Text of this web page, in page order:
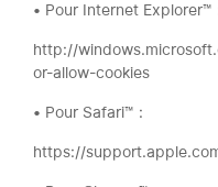
• Pour Internet Explorer™
http://
or-allow-cookies
• Pour Safari™ :
https://